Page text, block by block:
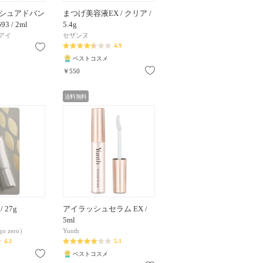
ュアドバン
/ 2ml
イ
お気に入り
まつげ美容液EX / クリア /
5.4g
セザンヌ
4.9
ベストコスメ
￥550
27g
zero）
4.2
お気に入り
送料無料
アイラッシュセラム EX /
5ml
Yunth
5.1
ベストコスメ